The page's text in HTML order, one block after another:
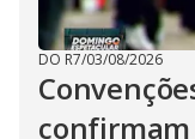
DO R7/03/08/2026
confirmam